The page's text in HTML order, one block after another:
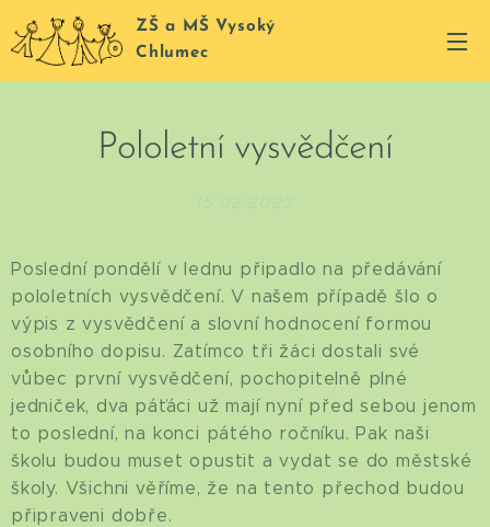
ZŠ a MŠ Vysoký
Chlumec
Pololetní vysvědčení
Poslední pondělí v lednu připadlo na předávání
pololetních vysvědčení. V našem případě šlo o
výpis z vysvědčení a slovní hodnocení formou
osobního dopisu. Zatímco tři žáci dostali své
vůbec první vysvědčení, pochopitelně plné
jedniček, dva páťáci už mají nyní před sebou jenom
to poslední, na konci pátého ročníku. Pak naši
školu budou muset opustit a vydat se do městské
školy. Všichni věříme, že na tento přechod budou
připraveni dobře.